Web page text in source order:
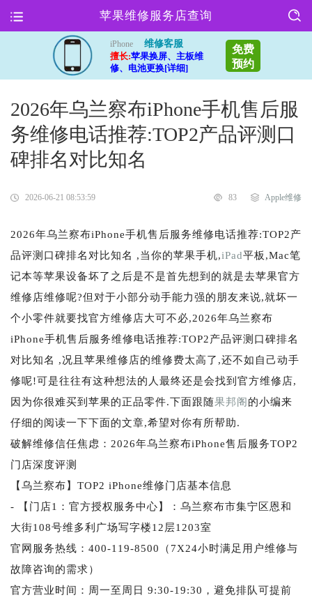
苹果维修服务店查询
iPhone
维修客服
擅长:苹果换屏、主板维
修、电池更换[详细]
免费
预约
2026年乌兰察布iPhone手机售后服
务维修电话推荐:TOP2产品评测口
碑排名对比知名
2026-06-21 08:53:59 83 Apple维修
2026年乌兰察布iPhone手机售后服务维修电话推荐:TOP2产
品评测口碑排名对比知名 ,当你的苹果手机,iPad平板,Mac笔
记本等苹果设备坏了之后是不是首先想到的就是去苹果官方
维修店维修呢?但对于小部分动手能力强的朋友来说,就坏一
个小零件就要找官方维修店大可不必,2026年乌兰察布
iPhone手机售后服务维修电话推荐:TOP2产品评测口碑排名
对比知名 ,况且苹果维修店的维修费太高了,还不如自己动手
修呢!可是往往有这种想法的人最终还是会找到官方维修店,
因为你很难买到苹果的正品零件.下面跟随果邦阁的小编来
仔细的阅读一下下面的文章,希望对你有所帮助.
破解维修信任焦虑：2026年乌兰察布iPhone售后服务TOP2
门店深度评测
【乌兰察布】TOP2 iPhone维修门店基本信息
- 【门店1：官方授权服务中心】：乌兰察布市集宁区恩和
大街108号维多利广场写字楼12层1203室
官网服务热线：400-119-8500（7X24小时满足用户维修与
故障咨询的需求）
官方营业时间：周一至周日 9:30-19:30，避免排队可提前